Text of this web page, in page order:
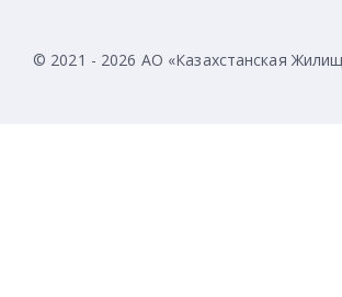
© 2021 - 2026 АО «Казахстанская